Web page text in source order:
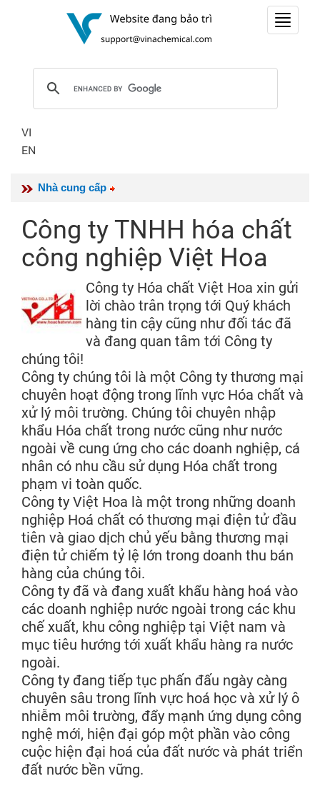
Toggle
VI
EN
Nhà cung cấp
Công ty TNHH hóa chất
công nghiệp Việt Hoa
Công ty Hóa chất Việt Hoa xin gửi
lời chào trân trọng tới Quý khách
hàng tin cậy cũng như đối tác đã
và đang quan tâm tới Công ty
chúng tôi!
Công ty chúng tôi là một Công ty thương mại
chuyên hoạt động trong lĩnh vực Hóa chất và
xử lý môi trường. Chúng tôi chuyên nhập
khẩu Hóa chất trong nước cũng như nước
ngoài về cung ứng cho các doanh nghiệp, cá
nhân có nhu cầu sử dụng Hóa chất trong
phạm vi toàn quốc.
Công ty Việt Hoa là một trong những doanh
nghiệp Hoá chất có thương mại điện tử đầu
tiên và giao dịch chủ yếu bằng thương mại
điện tử chiếm tỷ lệ lớn trong doanh thu bán
hàng của chúng tôi.
Công ty đã và đang xuất khẩu hàng hoá vào
các doanh nghiệp nước ngoài trong các khu
chế xuất, khu công nghiệp tại Việt nam và
mục tiêu hướng tới xuất khẩu hàng ra nước
ngoài.
Công ty đang tiếp tục phấn đấu ngày càng
chuyên sâu trong lĩnh vực hoá học và xử lý ô
nhiễm môi trường, đẩy mạnh ứng dụng công
nghệ mới, hiện đại góp một phần vào công
cuộc hiện đại hoá của đất nước và phát triển
đất nước bền vững.